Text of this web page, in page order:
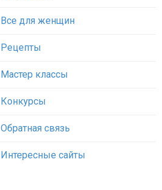
Все для женщин
Рецепты
Мастер классы
Конкурсы
Обратная связь
Интересные сайты